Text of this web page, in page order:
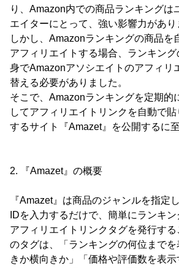
り、Amazon内での商品ランキングは
エイターにとって、強い影響力があり
しかし、Amazonランキングの商品を
アフィリエイトする場合、ランキン
身でAmazonアソシエイトのアフィリ
替える必要がありました。
そこで、Amazonランキングを定期的
してアフィリエイトリンクを自動で
するサイト『Amazet』を公開するに至
2. 『Amazet』の概要
『Amazet』は商品のジャンルを指定
IDを入力するだけで、簡単にランキ
アフィリエイトリンクタグを発行する
のタグは、「ランキングの何位まで
きか横向きか」「価格や評価数を表